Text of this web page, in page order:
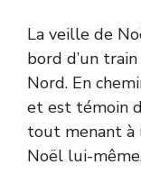
La veille de
bord d’un
Nord. En
et est témoin
tout menant à
Noël lui-